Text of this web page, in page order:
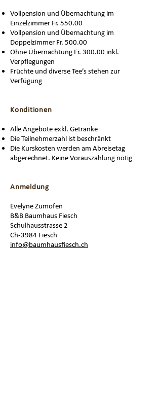
Vollpension und Übernachtung im
Einzelzimmer Fr. 550.00
Vollpension und Übernachtung im
Doppelzimmer Fr. 500.00
Ohne Übernachtung Fr. 300.00 inkl.
Verpflegungen
Früchte und diverse Tee’s stehen zur
Verfügung
Konditionen
Alle Angebote exkl. Getränke
Die Teilnehmerzahl ist beschränkt
Die Kurskosten werden am Abreisetag
abgerechnet. Keine Vorauszahlung nötig
Anmeldung
Evelyne Zumofen
B&B Baumhaus Fiesch
Schulhausstrasse 2
Ch-3984 Fiesch
info@baumhausfiesch.ch